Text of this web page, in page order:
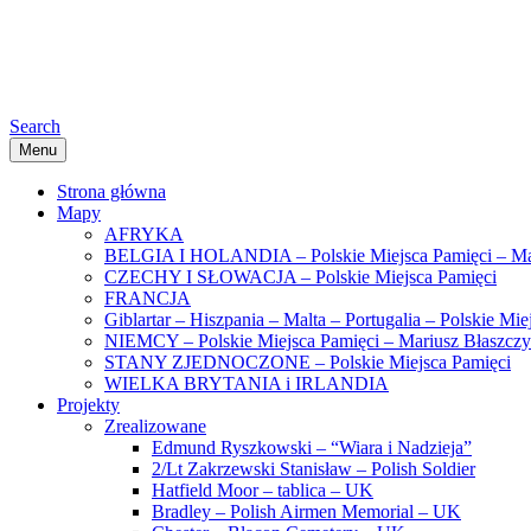
Search
Menu
Strona główna
Mapy
AFRYKA
BELGIA I HOLANDIA – Polskie Miejsca Pamięci –
CZECHY I SŁOWACJA – Polskie Miejsca Pamięci
FRANCJA
Giblartar – Hiszpania – Malta – Portugalia – Polskie
NIEMCY – Polskie Miejsca Pamięci – Mariusz
STANY ZJEDNOCZONE – Polskie Miejsca Pamięci
WIELKA BRYTANIA i IRLANDIA
Projekty
Zrealizowane
Edmund Ryszkowski – “Wiara i Nadzieja”
2/Lt Zakrzewski Stanisław – Polish Soldier
Hatfield Moor – tablica – UK
Bradley – Polish Airmen Memorial – UK